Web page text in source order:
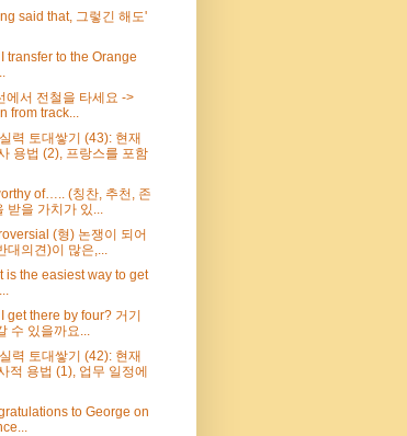
said that, 그렇긴 해도'
transfer to the Orange
에서 전철을 타세요 ->
from track...
력 토대쌓기 (43): 현재
용법 (2), 프랑스를 포함
of….. (칭찬, 추천, 존
받을 가치가 있...
(형) 논쟁이 되어
대의견)이 많은,...
is the easiest way to get
get there by four? 거기
수 있을까요...
력 토대쌓기 (42): 현재
적 용법 (1), 업무 일정에
to George on